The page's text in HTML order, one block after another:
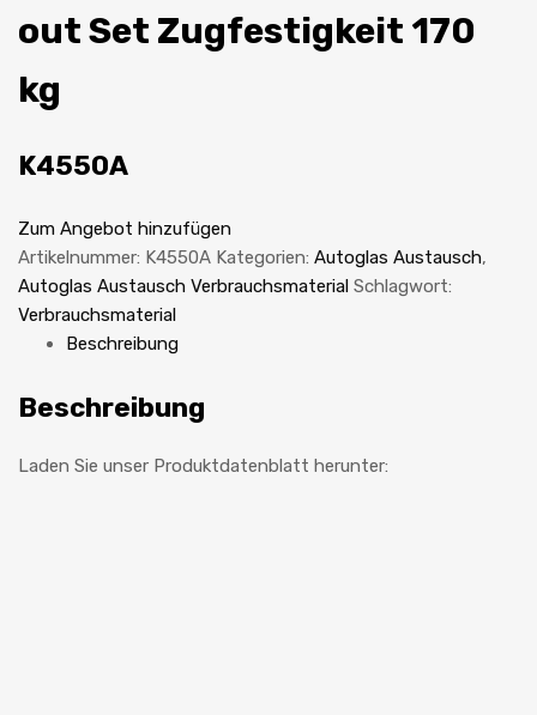
out Set Zugfestigkeit 170
kg
K4550A
Zum Angebot hinzufügen
Artikelnummer: K4550A Kategorien: Autoglas Austausch,
Autoglas Austausch Verbrauchsmaterial Schlagwort:
Verbrauchsmaterial
Beschreibung
Beschreibung
Laden Sie unser Produktdatenblatt herunter: